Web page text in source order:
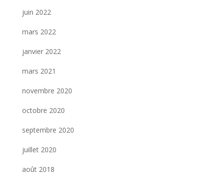
juin 2022
mars 2022
janvier 2022
mars 2021
novembre 2020
octobre 2020
septembre 2020
juillet 2020
août 2018